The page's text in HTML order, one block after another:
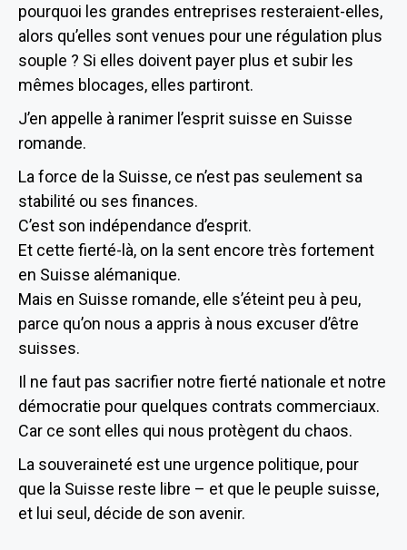
pourquoi les grandes entreprises resteraient-elles,
alors qu’elles sont venues pour une régulation plus
souple ? Si elles doivent payer plus et subir les
mêmes blocages, elles partiront.
J’en appelle à ranimer l’esprit suisse en Suisse
romande.
La force de la Suisse, ce n’est pas seulement sa
stabilité ou ses finances.
C’est son indépendance d’esprit.
Et cette fierté-là, on la sent encore très fortement
en Suisse alémanique.
Mais en Suisse romande, elle s’éteint peu à peu,
parce qu’on nous a appris à nous excuser d’être
suisses.
Il ne faut pas sacrifier notre fierté nationale et notre
démocratie pour quelques contrats commerciaux.
Car ce sont elles qui nous protègent du chaos.
La souveraineté est une urgence politique, pour
que la Suisse reste libre – et que le peuple suisse,
et lui seul, décide de son avenir.